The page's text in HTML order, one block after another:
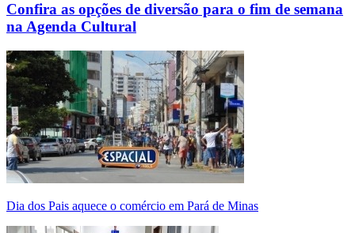
Confira as opções de diversão para o fim de semana
na Agenda Cultural
Dia dos Pais aquece o comércio em Pará de Minas